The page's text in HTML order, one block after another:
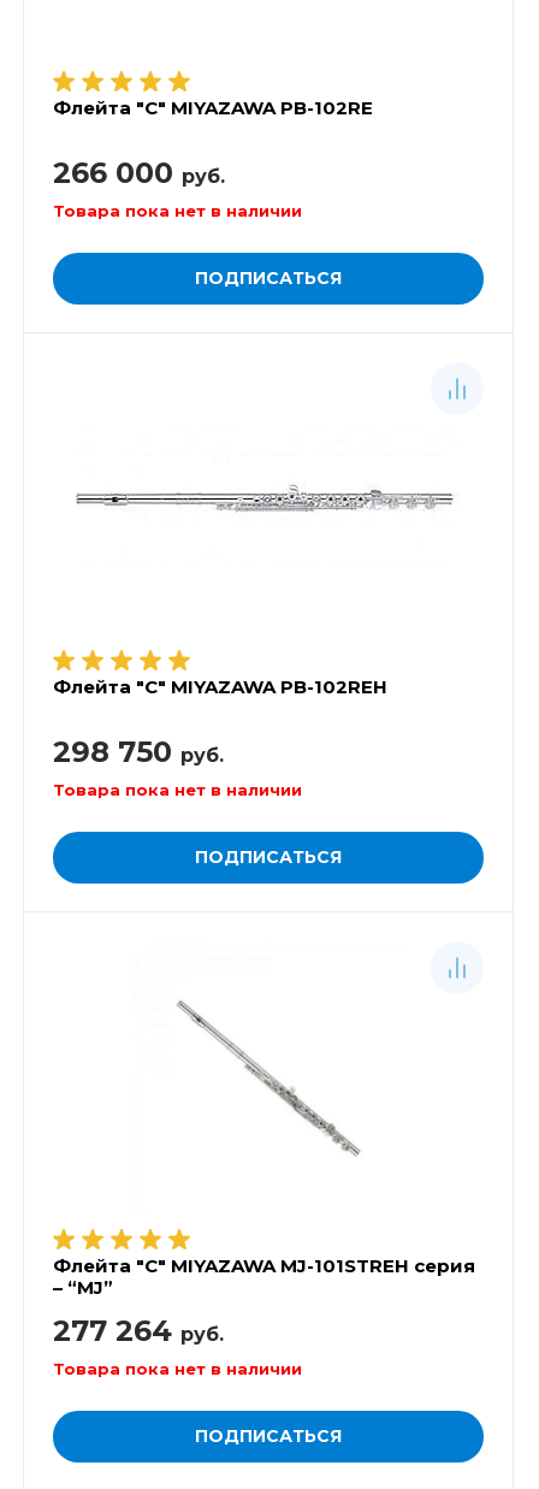
Флейта "C" MIYAZAWA PB-102RE
266 000 руб.
Товара пока нет в наличии
ПОДПИСАТЬСЯ
Флейта "C" MIYAZAWA PB-102REH
298 750 руб.
Товара пока нет в наличии
ПОДПИСАТЬСЯ
Флейта "C" MIYAZAWA MJ-101STREH серия
– “MJ”
277 264 руб.
Товара пока нет в наличии
ПОДПИСАТЬСЯ